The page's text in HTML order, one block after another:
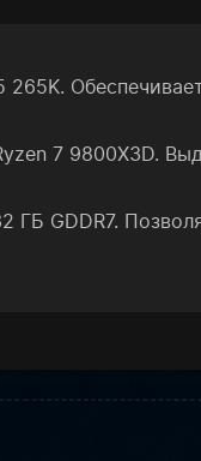
7 9800X3D.
ГБ GDDR7.